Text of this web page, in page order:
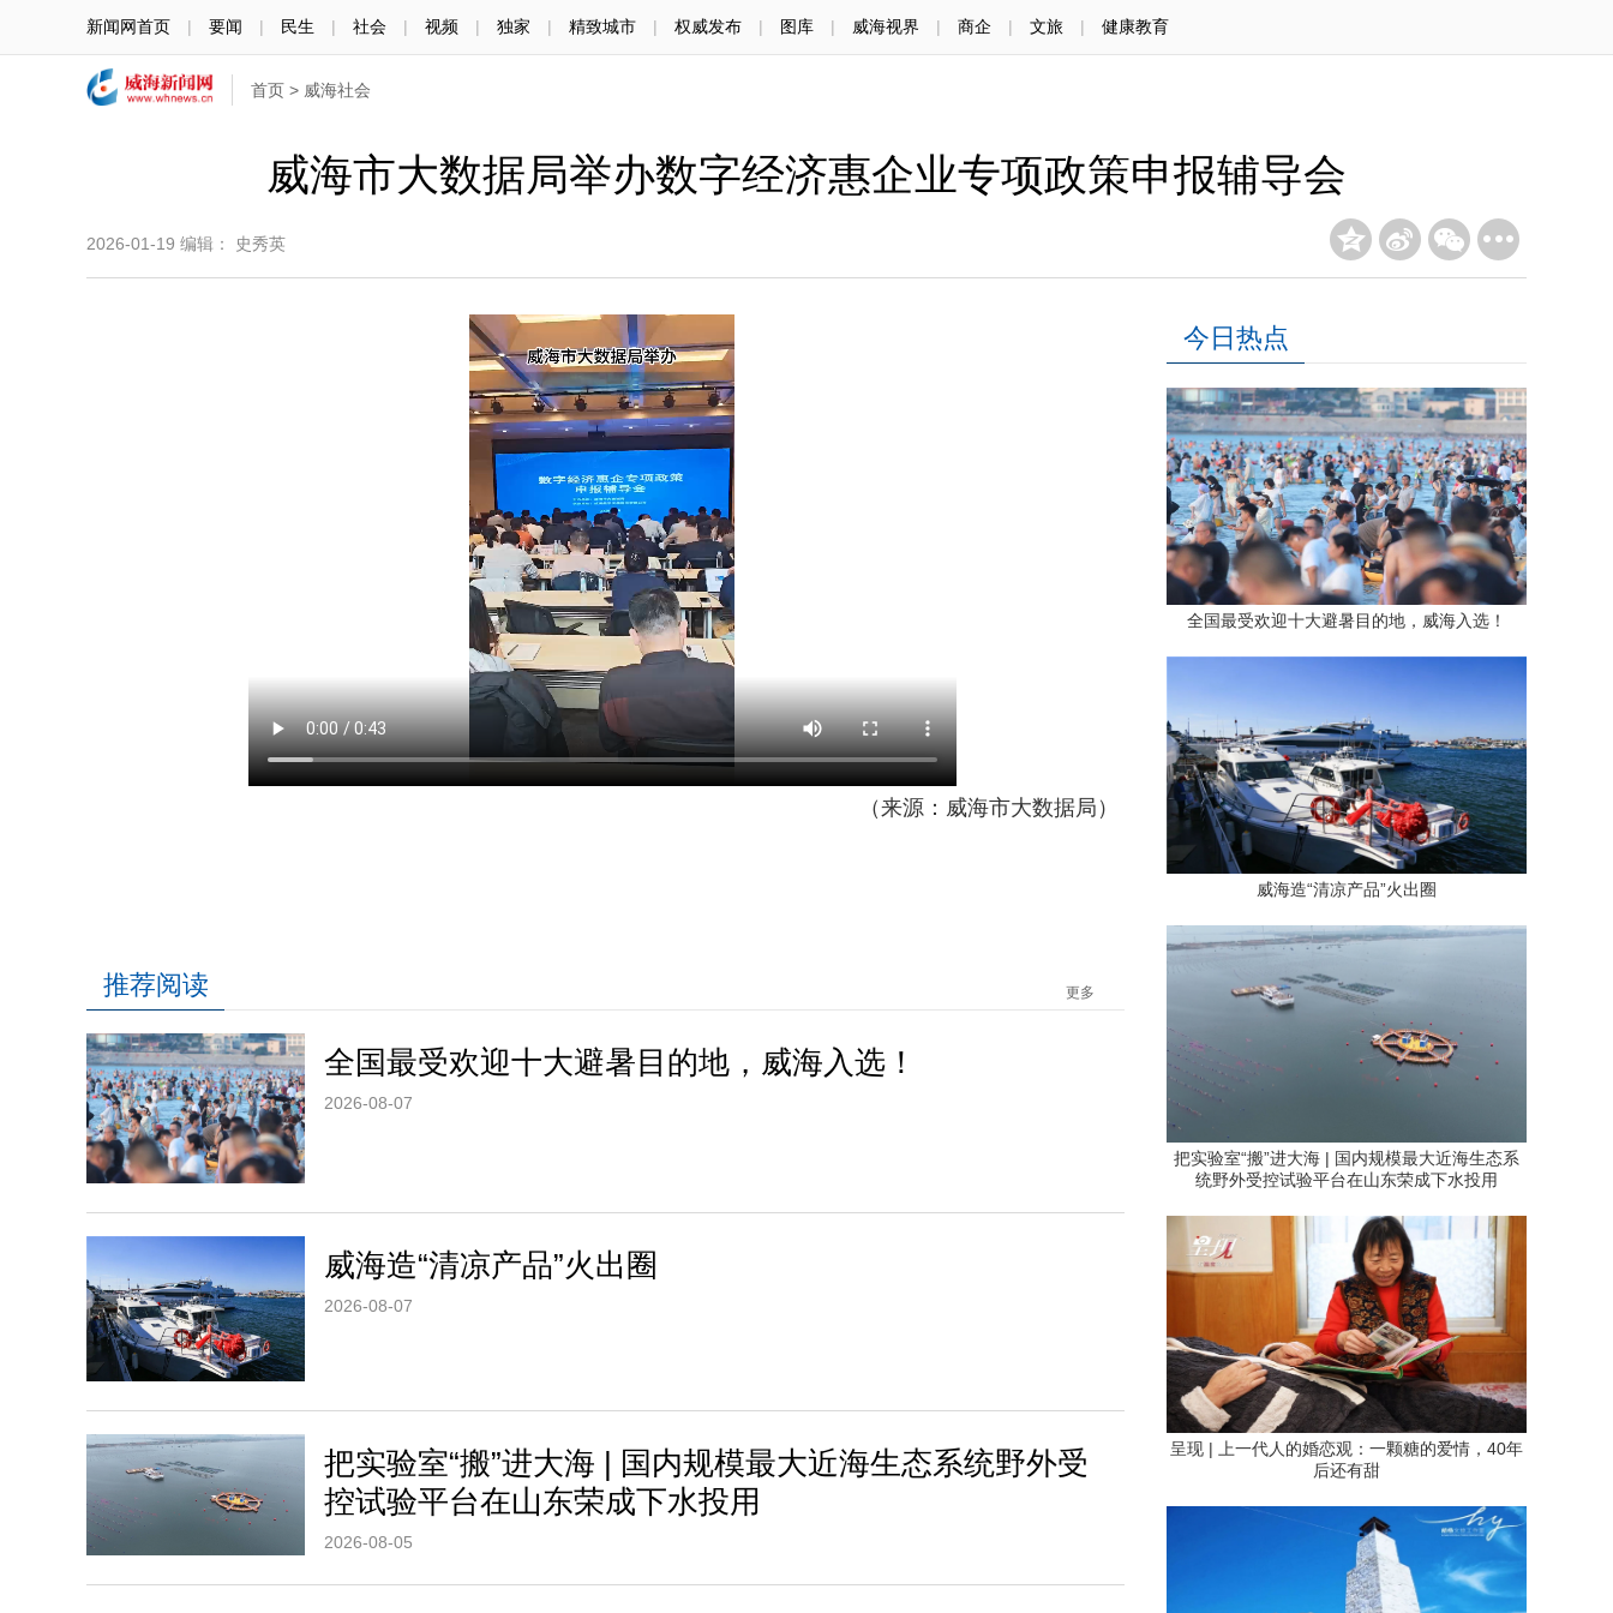
新闻网首页 | 要闻 | 民生 | 社会 | 视频 | 独家 | 精致城市 | 权威发布 | 图库 | 威海视界 | 商企 | 文旅 | 健康教育
首页 > 威海社会
威海市大数据局举办数字经济惠企业专项政策申报辅导会
2026-01-19 编辑： 史秀英
（来源：威海市大数据局）
推荐阅读 更多
全国最受欢迎十大避暑目的地，威海入选！
2026-08-07
威海造“清凉产品”火出圈
2026-08-07
把实验室“搬”进大海 | 国内规模最大近海生态系统野外受
控试验平台在山东荣成下水投用
2026-08-05
今日热点
全国最受欢迎十大避暑目的地，威海入选！
威海造“清凉产品”火出圈
把实验室“搬”进大海 | 国内规模最大近海生态系
统野外受控试验平台在山东荣成下水投用
呈现 | 上一代人的婚恋观：一颗糖的爱情，40年
后还有甜